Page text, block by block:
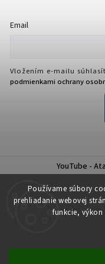
Používame súbory
prehliadanie webovej
funkcie,
Email
Vložením e-mailu
podmienkami ochrany
YouTube -